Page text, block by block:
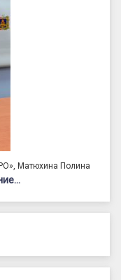
Матюхина Полина